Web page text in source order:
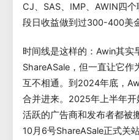
CJ、SAS、IMP、AWIN四
段日收益做到过300-400美
时间线是这样的：Awin其实
ShareASale，但一直让它
互不相通。到2024年底，
合并进来。2025年上半年
活跃的广告商和发布者都被
10月6号ShareASale正式关